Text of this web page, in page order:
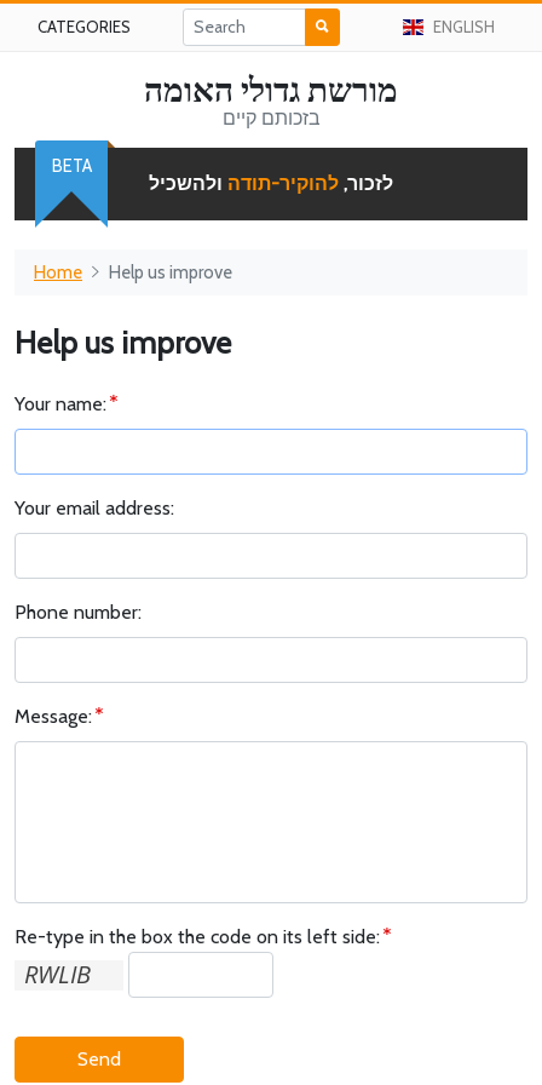
CATEGORIES ENGLISH
מורשת גדולי האומה
בזכותם קיים
לזכור, להוקיר-תודה ולהשכיל
BETA
Home Help us improve
Help us improve
Your name:
Your email address:
Phone number:
Message:
Re-type in the box the code on its left side:
Send